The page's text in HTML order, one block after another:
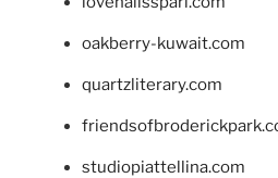
oakberry-kuwait.com
quartzliterary.com
studiopiattellina.com